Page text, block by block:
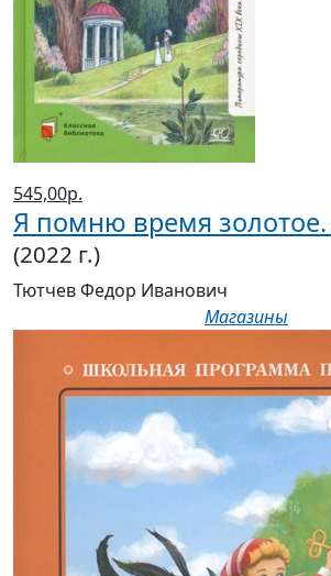
545,00р.
Я помню время
(2022 г.)
Тютчев Федор Иванович
Магазины